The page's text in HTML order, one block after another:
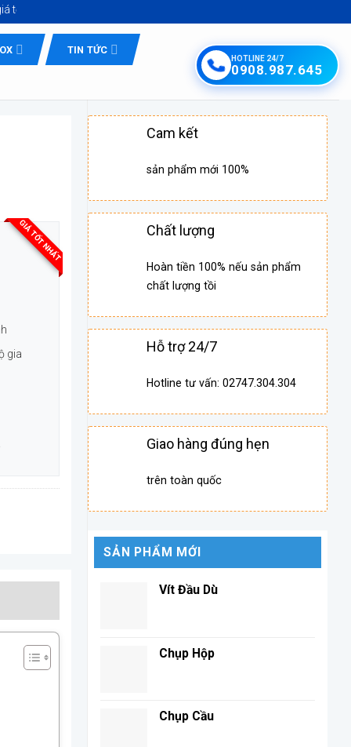
TIN TỨC
HOTLINE 24/7
0908.987.645
Cam kết
sản phẩm mới 100%
Chất lượng
Hoàn tiền 100% nếu sản phẩm
chất lượng tồi
Hỗ trợ 24/7
Hotline tư vấn: 02747.304.304
Giao hàng đúng hẹn
trên toàn quốc
SẢN PHẨM MỚI
Vít Đầu Dù
Chụp Hộp
Chụp Cầu
GIÁ TỐT NHẤT
gia